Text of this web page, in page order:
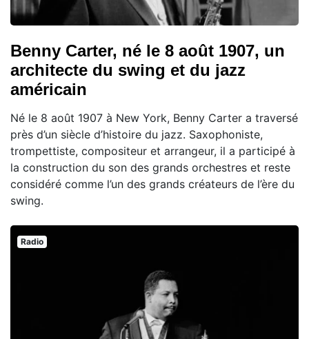
Benny Carter, né le 8 août 1907, un
architecte du swing et du jazz
américain
Né le 8 août 1907 à New York, Benny Carter a traversé
près d’un siècle d’histoire du jazz. Saxophoniste,
trompettiste, compositeur et arrangeur, il a participé à
la construction du son des grands orchestres et reste
considéré comme l’un des grands créateurs de l’ère du
swing.
Radio